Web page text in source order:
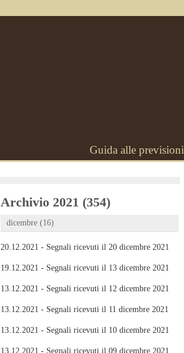
Guida alle previsioni
Archivio 2021 (354)
dicembre (16)
20.12.2021 - Segnali ricevuti il 20 dicembre 2021
19.12.2021 - Segnali ricevuti il 13 dicembre 2021
13.12.2021 - Segnali ricevuti il 12 dicembre 2021
13.12.2021 - Segnali ricevuti il 11 dicembre 2021
13.12.2021 - Segnali ricevuti il 10 dicembre 2021
13.12.2021 - Segnali ricevuti il 09 dicembre 2021